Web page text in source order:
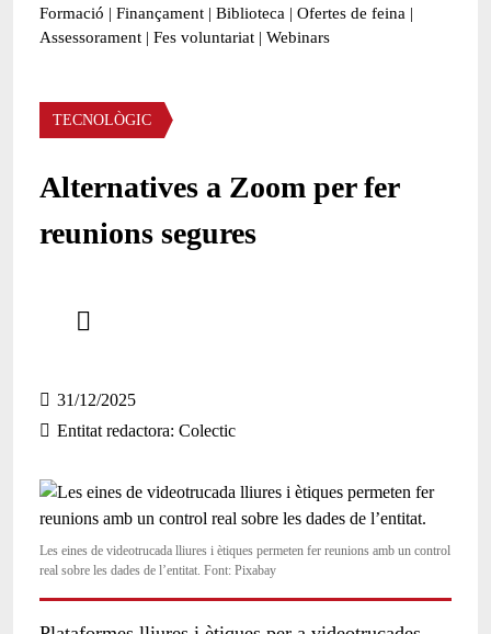
Formació | Finançament | Biblioteca | Ofertes de feina |
Assessorament | Fes voluntariat | Webinars
Àmbit
TECNOLÒGIC
Alternatives a Zoom per fer
reunions segures
31/12/2025
Entitat redactora Colectic
Les eines de videotrucada lliures i ètiques permeten fer reunions amb un control
real sobre les dades de l’entitat. Font: Pixabay